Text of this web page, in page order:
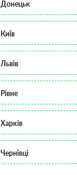
Донецьк
Київ
Львів
Рівне
Харків
Чернівці